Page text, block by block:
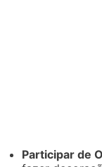
Participar de